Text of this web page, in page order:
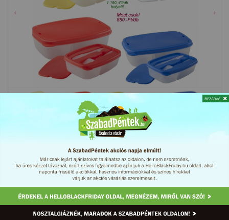
Vidd magaddal az ebédedet, uzsonnádat az iskolába,
munkahelyre, piknikre, ezekben a praktikus műanyag
ételdobozokban, amely evőeszközöket is tartalmaz.
Mérete: kb. 20 x 17 x 6,5 cm
Mikrosütőbe, mosogatógépbe és hűtőbe is helyezhető.
Most 3 napig 880 Ft/db áron vásárolhatod meg, 1190 Ft/db